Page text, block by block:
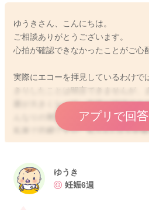
ゆうきさん、こんにちは。
ご相談ありがとうございます。
心拍が確認できなかったことがご心
実際にエコーを拝見しているわけで
きりしたことは明言できませんが、
嚢が大きくなって、胎芽が確認でき
んなりの発育は見られているのでは
私事で恐縮ですが、私も4人目を妊
て胎嚢が小さく、このまま流産にな
拍が確認できないようであれば、流
ことになるだろうなと覚悟していた
アプリで回
ゆうき
妊娠6週